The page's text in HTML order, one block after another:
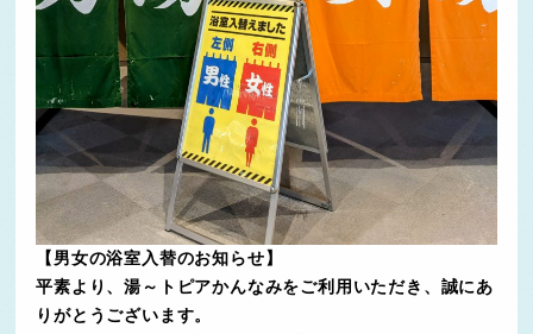
【男女の浴室入替のお知らせ】
平素より、湯～トピアかんなみをご利用いただき、誠にあ
りがとうございます。